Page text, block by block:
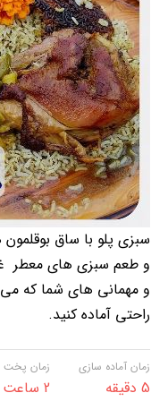
سبزی پلو با ساق
و طعم سبزی های معطر
و مهمانی های شما که می
راحتی آماده کنید.
زمان آماده سازی
5 دقیقه
زمان پخت
2 ساعت 40 دقیقه